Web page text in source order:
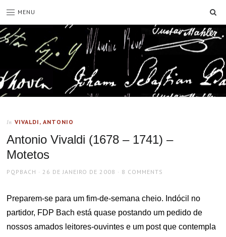
MENU
In VIVALDI, ANTONIO
Antonio Vivaldi (1678 – 1741) –
Motetos
AUTHOR
PQPBACH
POSTED
26 DE JANEIRO DE 2008 8 COMMENTS
Preparem-se para um fim-de-semana cheio. Indócil no
partidor, FDP Bach está quase postando um pedido de
nossos amados leitores-ouvintes e um post que contempla